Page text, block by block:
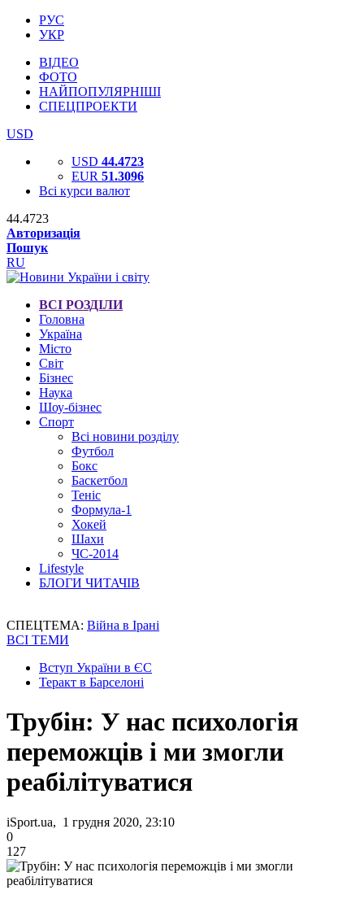
РУС
УКР
ВІДЕО
ФОТО
НАЙПОПУЛЯРНІШІ
СПЕЦПРОЕКТИ
USD
USD 44.4723
EUR 51.3096
Всі курси валют
44.4723
Авторизація
Пошук
RU
ВСІ РОЗДІЛИ
Головна
Україна
Місто
Світ
Бізнес
Наука
Шоу-бізнес
Спорт
Всі новини розділу
Футбол
Бокс
Баскетбол
Теніс
Формула-1
Хокей
Шахи
ЧС-2014
Lifestyle
БЛОГИ ЧИТАЧІВ
СПЕЦТЕМА: Війна в Ірані
ВСІ ТЕМИ
Вступ України в ЄС
Теракт в Барселоні
Трубін: У нас психологія
переможців і ми змогли
реабілітуватися
iSport.ua, 1 грудня 2020, 23:10
0
127